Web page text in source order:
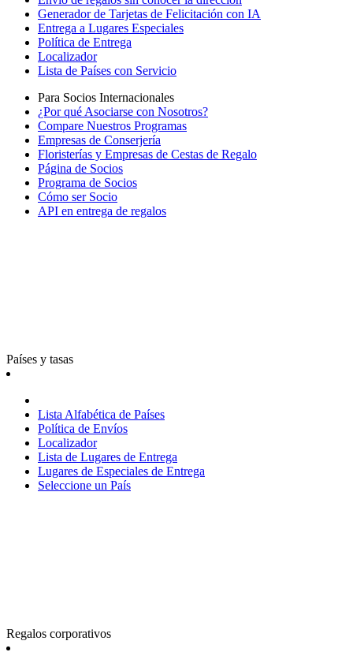
Generador de Tarjetas de Felicitación con IA
Entrega a Lugares Especiales
Política de Entrega
Localizador
Lista de Países con Servicio
Para Socios Internacionales
¿Por qué Asociarse con Nosotros?
Compare Nuestros Programas
Empresas de Conserjería
Floristerías y Empresas de Cestas de Regalo
Página de Socios
Programa de Socios
Cómo ser Socio
API en entrega de regalos
Países y tasas
Lista Alfabética de Países
Política de Envíos
Localizador
Lista de Lugares de Entrega
Lugares de Especiales de Entrega
Seleccione un País
Regalos corporativos